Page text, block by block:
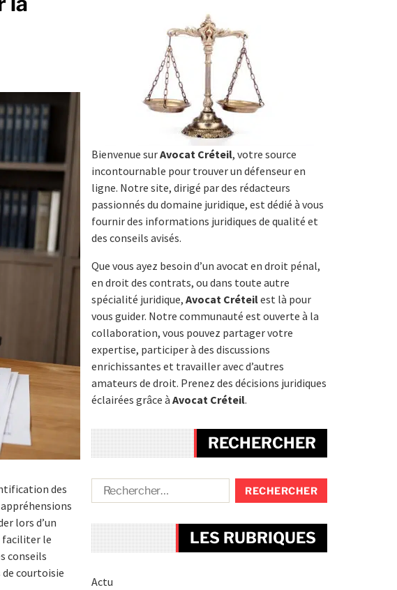
des
lors d’un
faciliter le
conseils
courtoisie
Bienvenue surAvocat Créteil, votre source
incontournable pour trouver un défenseur en
ligne. Notre site, dirigé par des rédacteurs
passionnés du domaine juridique, est dédié à vous
fournir des informations juridiques de qualité et
des conseils avisés.
Que vous ayez besoin d’un avocat en droit pénal,
en droit des contrats, ou dans toute autre
spécialité juridique, Avocat Créteilest là pour
vous guider. Notre communauté est ouverte à la
collaboration, vous pouvez partager votre
expertise, participer à des discussions
enrichissantes et travailler avec d’autres
amateurs de droit. Prenez des décisions juridiques
éclairées grâce à Avocat Créteil.
RECHERCHER
LES RUBRIQUES
Actu